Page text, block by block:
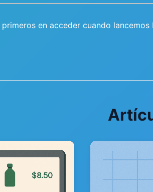
en acceder cuando lancemos